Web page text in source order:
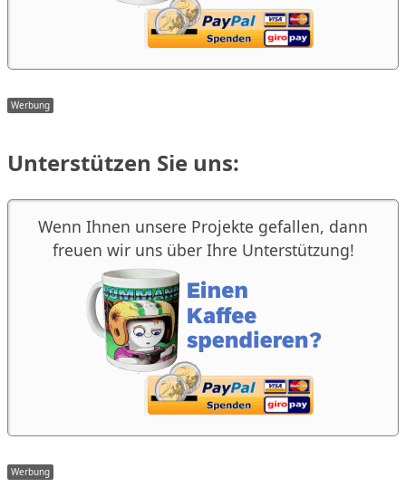
Unterstützen Sie uns:
Wenn Ihnen unsere Projekte gefallen, dann
freuen wir uns über Ihre Unterstützung!